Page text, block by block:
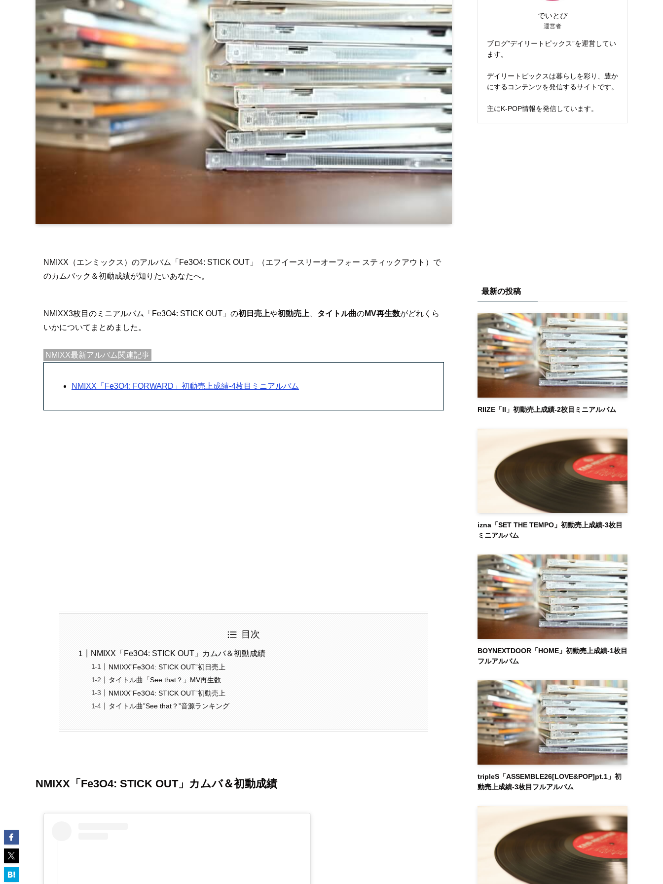
NMIXX（エンミックス）のアルバム「Fe3O4: STICK OUT」（エフイースリーオーフォー スティックアウト）で
のカムバック＆初動成績が知りたいあなたへ。
NMIXX3枚目のミニアルバム「Fe3O4: STICK OUT」の初日売上や初動売上 タイトル曲のMV再生数がどれくら
いかについてまとめました。
NMIXX最新アルバム関連記事
NMIXX「Fe3O4: FORWARD」初動売上成績-4枚目ミニアルバム
目次
NMIXX「Fe3O4: STICK OUT」カムバ＆初動成績
NMIXX”Fe3O4: STICK OUT”初日売上
タイトル曲「See that？」MV再生数
NMIXX”Fe3O4: STICK OUT”初動売上
タイトル曲”See that？”音源ランキング
NMIXX「Fe3O4: STICK OUT」カムバ＆初動成績
でいとぴ
運営者
ブログ”デイリートピックス”を運営してい
ます。
デイリートピックスは暮らしを彩り、豊か
にするコンテンツを発信するサイトです。
主にK-POP情報を発信しています。
最新の投稿
RIIZE「II」初動売上成績-2枚目ミニアルバム
izna「SET THE TEMPO」初動売上成績-3枚目
ミニアルバム
BOYNEXTDOOR「HOME」初動売上成績-1枚目
フルアルバム
tripleS「ASSEMBLE26[LOVE&POP]pt.1」初
動売上成績-3枚目フルアルバム